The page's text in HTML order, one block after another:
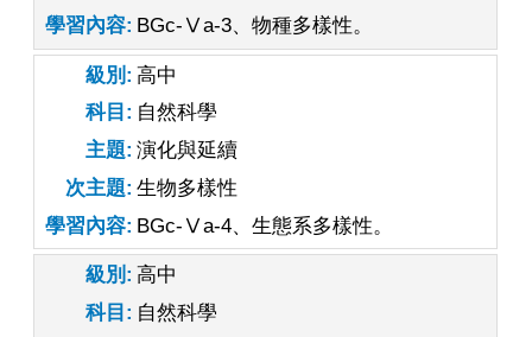
學習內容 BGc-Ⅴa-3、物種多樣性。
級別
高中
科目
自然科學
主題 演化與延續
次主題 生物多樣性
學習內容 BGc-Ⅴa-4、生態系多樣性。
級別
高中
科目
自然科學